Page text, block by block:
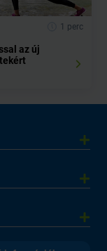
1 perc
az új